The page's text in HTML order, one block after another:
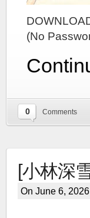
(No
0 Comments
[小林深
On June 6,